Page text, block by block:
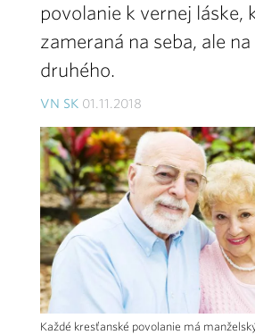
povolanie k vernej láske,
zameraná na seba, ale
druhého.
VN SK 01.11.2018
Každé kresťanské povolanie má